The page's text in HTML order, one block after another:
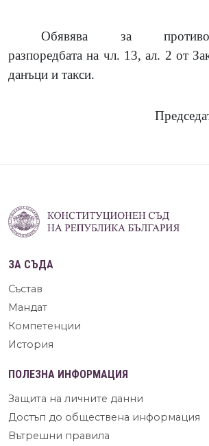
Обявява за
разпоредбата на чл. 13, ал. 2 от
данъци и такси.
ЗА СЪДА
Състав
Мандат
Компетенции
История
ПОЛЕЗНА ИНФОРМАЦИЯ
Защита на личните данни
Достъп до обществена информация
Вътрешни правила